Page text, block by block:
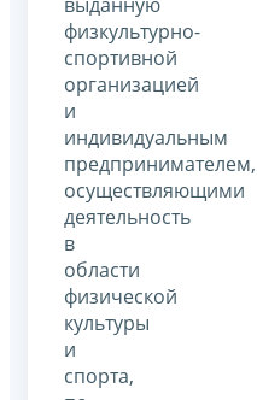
физкультурно-
спортивной
организацией
и
индивидуальным
предпринимателем,
осуществляющими
деятельность
в
области
физической
культуры
и
спорта,